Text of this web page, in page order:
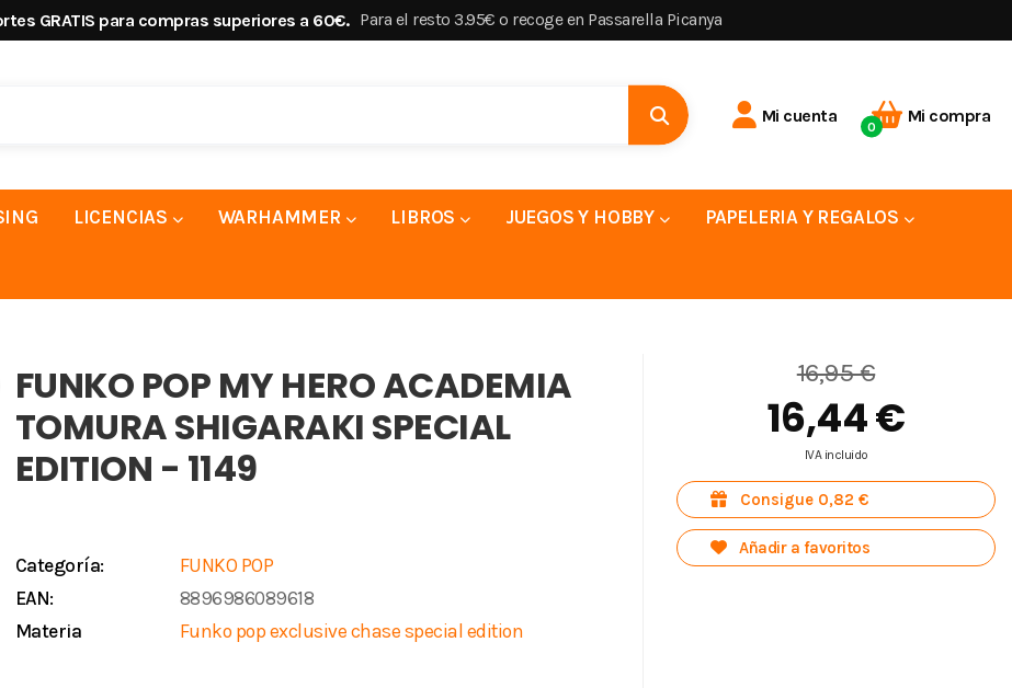
GRATIS para compras superiores a 60€. Para el resto 3.95€ o recoge en Passarella Picanya
Mi cuenta Mi compra
0
LICENCIAS WARHAMMER LIBROS JUEGOS Y HOBBY PAPELERIA Y REGALOS
FUNKO POP MY HERO ACADEMIA
TOMURA SHIGARAKI SPECIAL
EDITION - 1149
Categoría:
FUNKO POP
EAN:
8896986089618
Materia
Funko pop exclusive chase special edition
16,95 €
16,44 €
IVA incluido
Consigue 0,82 €
Añadir a favoritos